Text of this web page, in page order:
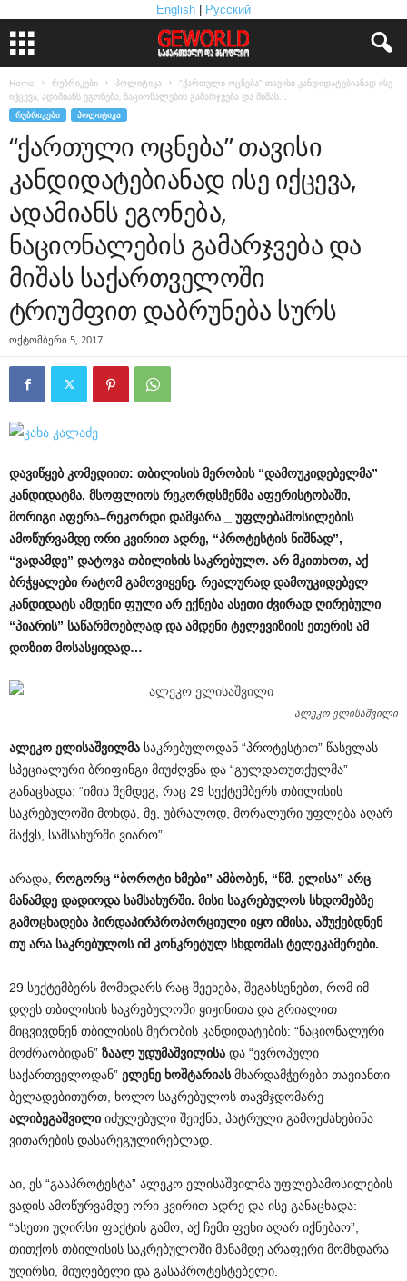
English Русский
Home რუბრიკები პოლიტიკა
“ქართული ოცნება” თავისი კანდიდატებიანად ისე
იქცევა, ადამიანს ეგონება, ნაციონალების გამარჯვება და მიშას...
ᲠᲣᲑᲠᲘᲙᲔᲑᲘ ᲞᲝᲚᲘᲢᲘᲙᲐ
“ქართული ოცნება” თავისი
კანდიდატებიანად ისე იქცევა,
ადამიანს ეგონება,
ნაციონალების გამარჯვება და
მიშას საქართველოში
ტრიუმფით დაბრუნება სურს
ოქტომბერი 5, 2017
დავიწყებ კომედიით: თბილისის მერობის“დამოუკიდებელმა”
კანდიდატმა, მსოფლიოს რეკორდსმენმა აფერისტობაში,
მორიგი აფერა–რეკორდი დამყარა
უფლებამოსილების
ამოწურვამდე ორი კვირით ადრე, “პროტესტის ნიშნად”,
“ვადამდე” დატოვა თბილისის საკრებულო. არ მკითხოთ, აქ
ბრჭყალები რატომ გამოვიყენე. რეალურად დამოუკიდებელ
კანდიდატს ამდენი ფული არ ექნება ასეთი ძვირად ღირებული
“პიარის” საწარმოებლად და ამდენი ტელევიზიის ეთერის ამ
დოზით მოსასყიდად…
ალეკო ელისაშვილი
ალეკო ელისაშვილმა საკრებულოდან “პროტესტით” წასვლას
სპეციალური ბრიფინგი მიუძღვნა და “გულდათუთქულმა”
განაცხადა: “იმის შემდეგ, რაც 29 სექტემბერს თბილისის
საკრებულოში მოხდა, მე, უბრალოდ, მორალური უფლება აღარ
მაქვს, სამსახურში ვიარო”.
არადა, როგორც “ბოროტი ხმები” ამბობენ, “წმ. ელისა” არც
მანამდე დადიოდა სამსახურში. მისი საკრებულოს სხდომებზე
გამოცხადება პირდაპირპროპორციული იყო იმისა, აშუქებდნენ
თუ არა საკრებულოს იმ კონკრეტულ სხდომას ტელეკამერები.
29 სექტემბერს მომხდარს რაც შეეხება, შეგახსენებთ, რომ იმ
დღეს თბილისის საკრებულოში ყიჟინითა და გრიალით
მიცვივდნენ თბილისის მერობის კანდიდატების: “ნაციონალური
მოძრაობიდან” ზაალ უდუმაშვილისა და “ევროპული
საქართველოდან” ელენე ხოშტარიასმხარდამჭერები თავიანთი
ბელადებითურთ, ხოლო საკრებულოს თავმჯდომარე
ალიბეგაშვილი იძულებული შეიქნა, პატრული გამოეძახებინა
ვითარების დასარეგულირებლად.
აი, ეს “გააპროტესტა” ალეკო ელისაშვილმა უფლებამოსილების
ვადის ამოწურვამდე ორი კვირით ადრე და ისე განაცხადა:
“ასეთი უღირსი ფაქტის გამო, აქ ჩემი ფეხი აღარ იქნებაო”,
თითქოს თბილისის საკრებულოში მანამდე არაფერი მომხდარა
უღირსი, მიუღებელი და გასაპროტესტებელი.